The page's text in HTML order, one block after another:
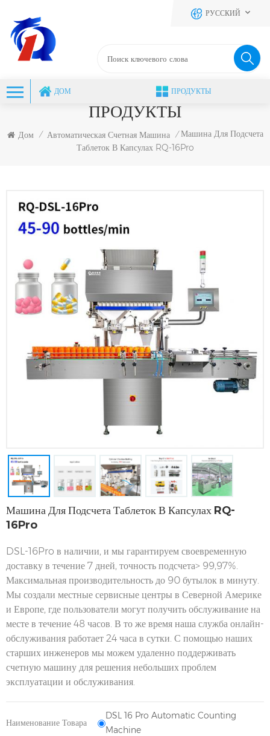
РУССКИЙ
ДОМ ПРОДУКТЫ
ПРОДУКТЫ
Дом / Автоматическая Счетная Машина / Машина Для Подсчета
Таблеток В Капсулах RQ-16Pro
Машина Для Подсчета Таблеток В Капсулах RQ-
16Pro
DSL-16Pro в наличии, и мы гарантируем своевременную
доставку в течение 7 дней, точность подсчета> 99,97%.
Максимальная производительность до 90 бутылок в минуту.
Мы создали местные сервисные центры в Северной Америке
и Европе, где пользователи могут получить обслуживание на
месте в течение 48 часов. В то же время наша служба онлайн-
обслуживания работает 24 часа в сутки. С помощью наших
старших инженеров мы можем удаленно поддерживать
счетную машину для решения небольших проблем
эксплуатации и обслуживания.
Наименование Товара
DSL 16 Pro Automatic Counting
Machine